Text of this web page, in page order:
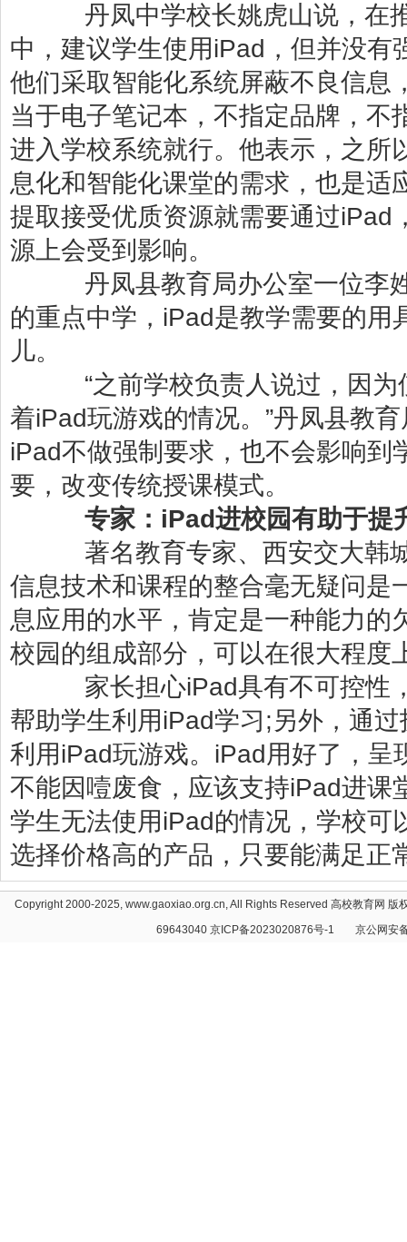
丹凤中学校长姚虎山说，在
中，建议学生使用iPad，但并没有
他们采取智能化系统屏蔽不良信息
当于电子笔记本，不指定品牌，不
进入学校系统就行。他表示，之所
息化和智能化课堂的需求，也是适
提取接受优质资源就需要通过iPad
源上会受到影响。
丹凤县教育局办公室一位李
的重点中学，iPad是教学需要的用
儿。
“之前学校负责人说过，因为
着iPad玩游戏的情况。”丹凤县教
iPad不做强制要求，也不会影响到
要，改变传统授课模式。
专家：iPad进校园有助于提
著名教育专家、西安交大韩
信息技术和课程的整合毫无疑问是
息应用的水平，肯定是一种能力的
校园的组成部分，可以在很大程度
家长担心iPad具有不可控性
帮助学生利用iPad学习;另外，通
利用iPad玩游戏。iPad用好了，呈
不能因噎废食，应该支持iPad进课
学生无法使用iPad的情况，学校可
选择价格高的产品，只要能满足正
Copyright 2000-2025, www.gaoxiao.org.cn, All Rights Reserved高校教育网 版
69643040京ICP备2023020876号-1 京公网安